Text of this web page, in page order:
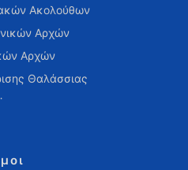
Ακολούθων
Αρχών
Αρχών
Θαλάσσιας